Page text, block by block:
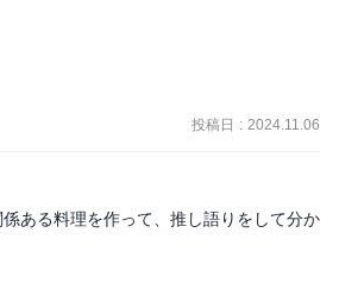
投稿日 : 2024.11.06
ある料理を作って、推し語りをして分か